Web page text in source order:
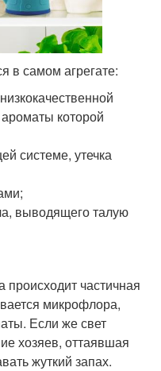
в самом агрегате:
которой
системе, утечка
выводящего талую
происходит частичная
микрофлора,
Если же свет
хозяев, оттаявшая
жуткий запах.